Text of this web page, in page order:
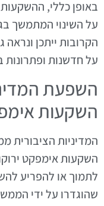
באופן כללי,
על השינוי המתמשך
הקרובות ייתכן
על חדשנות ופתרונות
השפעת
השקעות
המדיניות
השקעות אימפקט
לתמוך או להפריע
שהוגדרו על ידי